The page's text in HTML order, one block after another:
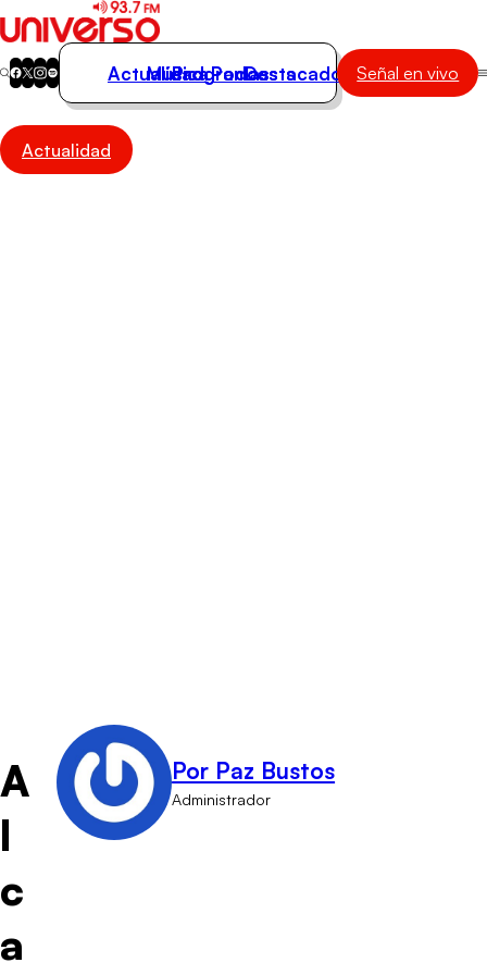
Actualidad
Música
Actualidad
Música
Programas
Podcasts
Destacados Señal en vivo
Actualidad
A
l
c
a
Por Paz Bustos
Administrador